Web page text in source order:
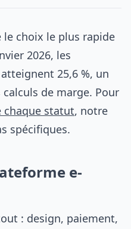
choix le plus rapide
2026, les
25,6 %, un
de marge. Pour
chaque statut, notre
spécifiques.
e-
: design, paiement,